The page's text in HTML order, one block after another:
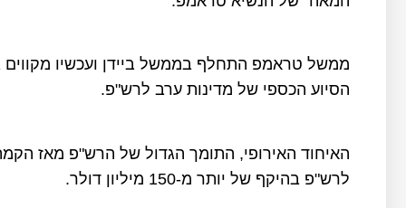
ממשל טראמפ התחלף בממשל ביידן ועכשיו
הסיוע הכספי של מדינות ערב לרש"פ.
האיחוד האירופי, התומך הגדול של הרש"פ מאז
לרש"פ בהיקף של יותר מ-150 מיליון דולר.